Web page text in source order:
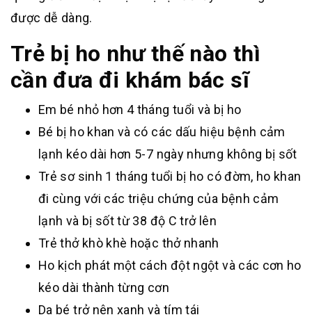
được dễ dàng.
Trẻ bị ho như thế nào thì
cần đưa đi khám bác sĩ
Em bé nhỏ hơn 4 tháng tuổi và bị ho
Bé bị ho khan và có các dấu hiệu bệnh cảm
lạnh kéo dài hơn 5-7 ngày nhưng không bị sốt
Trẻ sơ sinh 1 tháng tuổi bị ho có đờm, ho khan
đi cùng với các triệu chứng của bệnh cảm
lạnh và bị sốt từ 38 độ C trở lên
Trẻ thở khò khè hoặc thở nhanh
Ho kịch phát một cách đột ngột và các cơn ho
kéo dài thành từng cơn
Da bé trở nên xanh và tím tái